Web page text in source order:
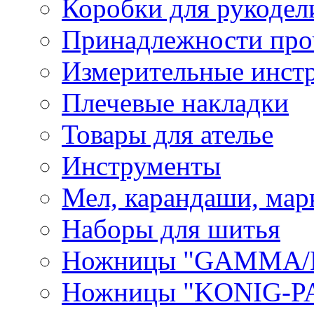
Коробки для
Принадлежности
Измерительные
Плечевые накладки
Товары для ателье
Инструменты
Мел, карандаши,
Наборы для шитья
Ножницы "GAMMA/
Ножницы "KONIG-